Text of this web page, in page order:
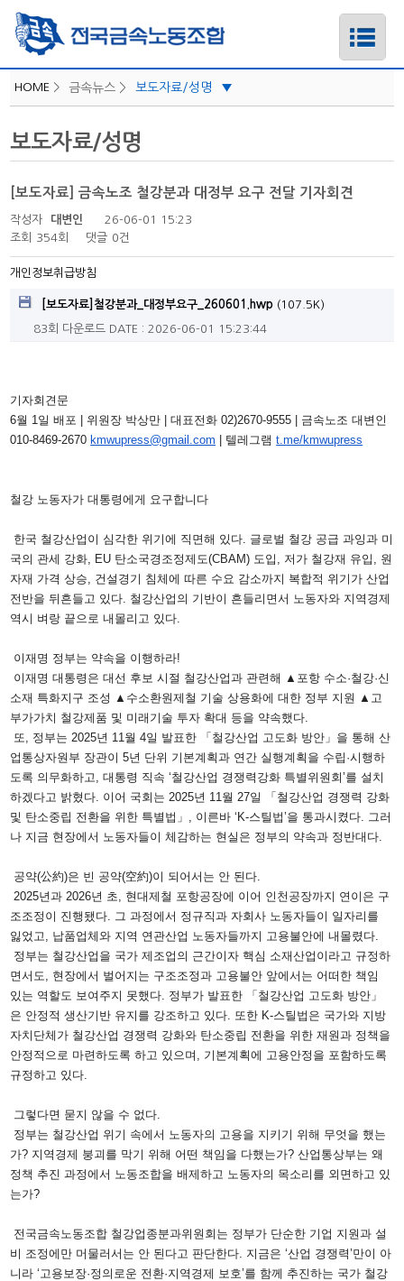
하위메뉴
HOME > 금속뉴스 > 보도자료/성명 ▼
보도자료/성명
[보도자료] 금속노조 철강분과 대정부 요구 전달 기자회견
작성자 대변인
26-06-01 15:23
조회
354회 댓글 0건
개인정보취급방침
[보도자료]철강분과_대정부요구_260601.hwp (107.5K)
83회 다운로드 DATE : 2026-06-01 15:23:44
기자회견문
6월 1일 배포 | 위원장 박상만 | 대표전화 02)2670-9555 | 금속노조 대변인
010-8469-2670 kmwupress@gmail.com | 텔레그램t.me/kmwupress
철강 노동자가 대통령에게 요구합니다
한국 철강산업이 심각한 위기에 직면해 있다. 글로벌 철강 공급 과잉과 미
국의 관세 강화, EU 탄소국경조정제도(CBAM) 도입, 저가 철강재 유입, 원
자재 가격 상승, 건설경기 침체에 따른 수요 감소까지 복합적 위기가 산업
전반을 뒤흔들고 있다. 철강산업의 기반이 흔들리면서 노동자와 지역경제
역시 벼랑 끝으로 내몰리고 있다.
이재명 정부는 약속을 이행하라!
이재명 대통령은 대선 후보 시절 철강산업과 관련해 ▲포항 수소·철강·신
소재 특화지구 조성 ▲수소환원제철 기술 상용화에 대한 정부 지원 ▲고
부가가치 철강제품 및 미래기술 투자 확대 등을 약속했다.
또, 정부는 2025년 11월 4일 발표한 「철강산업 고도화 방안」을 통해 산
업통상자원부 장관이 5년 단위 기본계획과 연간 실행계획을 수립·시행하
도록 의무화하고, 대통령 직속 ‘철강산업 경쟁력강화 특별위원회’를 설치
하겠다고 밝혔다. 이어 국회는 2025년 11월 27일 「철강산업 경쟁력 강화
및 탄소중립 전환을 위한 특별법」, 이른바 ‘K-스틸법’을 통과시켰다. 그러
나 지금 현장에서 노동자들이 체감하는 현실은 정부의 약속과 정반대다.
공약(公約)은 빈 공약(空約)이 되어서는 안 된다.
2025년과 2026년 초, 현대제철 포항공장에 이어 인천공장까지 연이은 구
조조정이 진행됐다. 그 과정에서 정규직과 자회사 노동자들이 일자리를
잃었고, 납품업체와 지역 연관산업 노동자들까지 고용불안에 내몰렸다.
정부는 철강산업을 국가 제조업의 근간이자 핵심 소재산업이라고 규정하
면서도, 현장에서 벌어지는 구조조정과 고용불안 앞에서는 어떠한 책임
있는 역할도 보여주지 못했다. 정부가 발표한 「철강산업 고도화 방안」
은 안정적 생산기반 유지를 강조하고 있다. 또한 K-스틸법은 국가와 지방
자치단체가 철강산업 경쟁력 강화와 탄소중립 전환을 위한 재원과 정책을
안정적으로 마련하도록 하고 있으며, 기본계획에 고용안정을 포함하도록
규정하고 있다.
그렇다면 묻지 않을 수 없다.
정부는 철강산업 위기 속에서 노동자의 고용을 지키기 위해 무엇을 했는
가? 지역경제 붕괴를 막기 위해 어떤 책임을 다했는가? 산업통상부는 왜
정책 추진 과정에서 노동조합을 배제하고 노동자의 목소리를 외면하고 있
는가?
전국금속노동조합 철강업종분과위원회는 정부가 단순한 기업 지원과 설
비 조정에만 머물러서는 안 된다고 판단한다. 지금은 ‘산업 경쟁력’만이 아
니라 ‘고용보장·정의로운 전환·지역경제 보호’를 함께 추진하는 국가 철강